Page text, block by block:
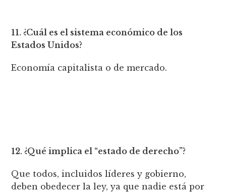
11. ¿Cuál es el sistema económico de los
Estados Unidos?
Economía capitalista o de mercado.
12. ¿Qué implica el “estado de derecho”?
Que todos, incluidos líderes y gobierno,
deben obedecer la ley, ya que nadie está por